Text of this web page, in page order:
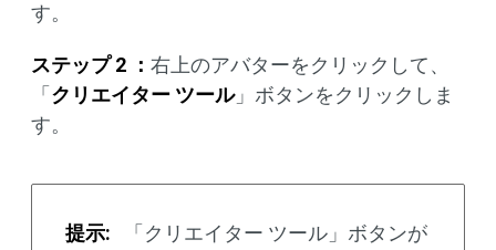
す。
ステップ 2 ： 右上のアバターをクリックして、
「 クリエイター ツール」ボタンをクリックしま
す。
提示:
「クリエイター ツール」ボタンが